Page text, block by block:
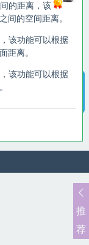
的距离，该
间的空间距离。
该功能可以根据
距离。
该功能可以根据